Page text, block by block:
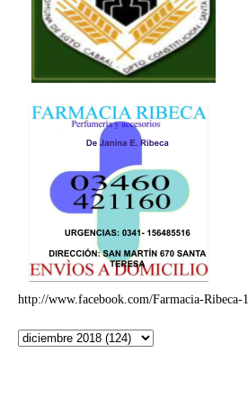
http://www.facebook.com/Farmacia-Ribeca-